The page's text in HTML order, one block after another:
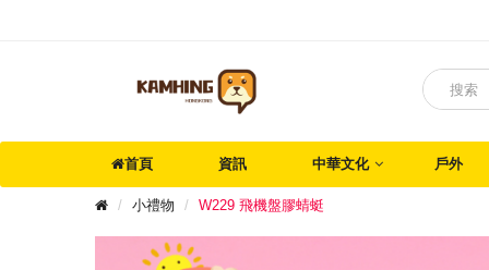
首頁 資訊 中華文化 戶外
小禮物 W229 飛機盤膠蜻蜓